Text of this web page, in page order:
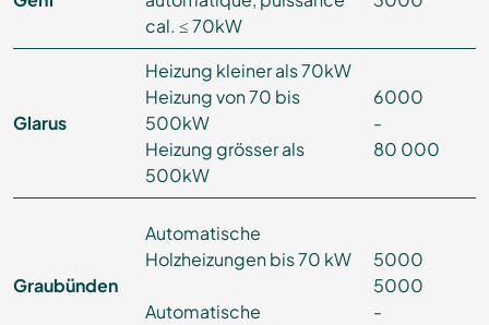
cal. ≤ 70kW
Glarus
Heizung kleiner als 70kW
Heizung von 70 bis
500kW
Heizung grösser als
500kW
6000
-
80 000
Graubünden
Automatische
Holzheizungen bis 70 kW
Automatische
5000
5000
-